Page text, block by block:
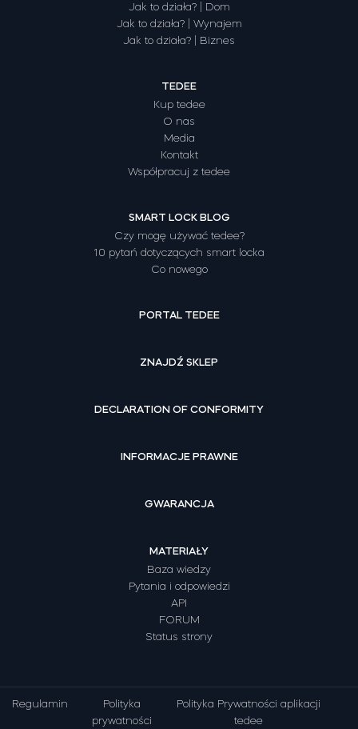
Jak to działa? | Dom
Jak to działa? | Wynajem
Jak to działa? | Biznes
TEDEE
Kup tedee
O nas
Media
Kontakt
Współpracuj z tedee
SMART LOCK BLOG
Czy mogę używać tedee?
10 pytań dotyczących smart locka
Co nowego
PORTAL TEDEE
ZNAJDŹ SKLEP
DECLARATION OF CONFORMITY
INFORMACJE PRAWNE
GWARANCJA
MATERIAŁY
Baza wiedzy
Pytania i odpowiedzi
API
FORUM
Status strony
Regulamin
Polityka
prywatności
Polityka Prywatności aplikacji
tedee